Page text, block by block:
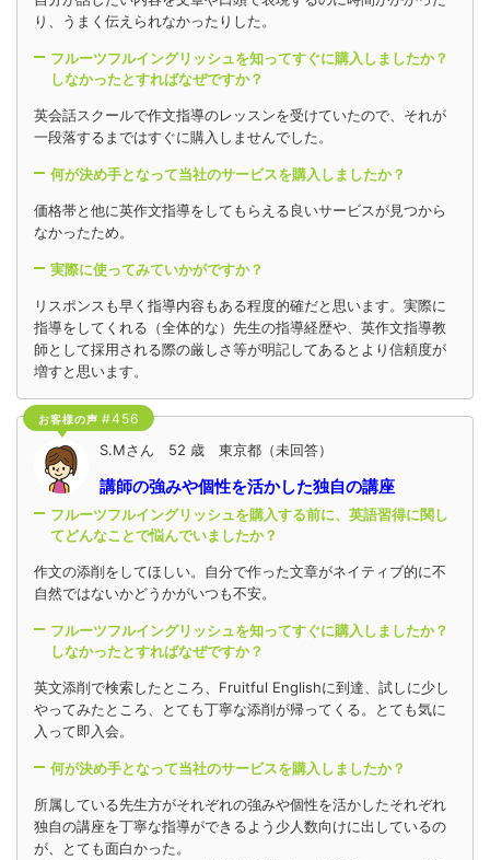
り、うまく伝えられなかったりした。
フルーツフルイングリッシュを知ってすぐに購入しましたか？
しなかったとすればなぜですか？
英会話スクールで作文指導のレッスンを受けていたので、それが
一段落するまではすぐに購入しませんでした。
何が決め手となって当社のサービスを購入しましたか？
価格帯と他に英作文指導をしてもらえる良いサービスが見つから
なかったため。
実際に使ってみていかがですか？
リスポンスも早く指導内容もある程度的確だと思います。実際に
指導をしてくれる（全体的な）先生の指導経歴や、英作文指導教
師として採用される際の厳しさ等が明記してあるとより信頼度が
増すと思います。
お客様の声 #456
S.Mさん 52 歳 東京都（未回答）
講師の強みや個性を活かした独自の講座
フルーツフルイングリッシュを購入する前に、英語習得に関し
てどんなことで悩んでいましたか？
作文の添削をしてほしい。自分で作った文章がネイティブ的に不
自然ではないかどうかがいつも不安。
フルーツフルイングリッシュを知ってすぐに購入しましたか？
しなかったとすればなぜですか？
英文添削で検索したところ、Fruitful Englishに到達、試しに少し
やってみたところ、とても丁寧な添削が帰ってくる。とても気に
入って即入会。
何が決め手となって当社のサービスを購入しましたか？
所属している先生方がそれぞれの強みや個性を活かしたそれぞれ
独自の講座を丁寧な指導ができるよう少人数向けに出しているの
が、とても面白かった。